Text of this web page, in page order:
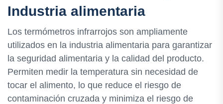
Industria alimentaria
Los termómetros infrarrojos son ampliamente
utilizados en la industria alimentaria para garantizar
la seguridad alimentaria y la calidad del producto.
Permiten medir la temperatura sin necesidad de
tocar el alimento, lo que reduce el riesgo de
contaminación cruzada y minimiza el riesgo de